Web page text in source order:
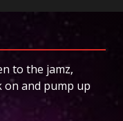
to the jamz,
on and pump up